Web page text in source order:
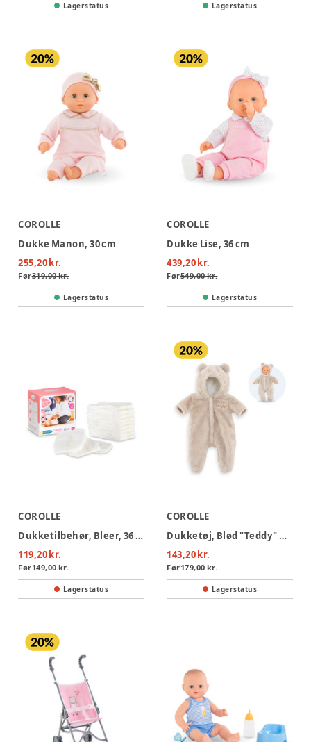
Lagerstatus Lagerstatus
COROLLE
Dukke Manon, 30 cm
255,20 kr.
Før319,00 kr.
Lagerstatus
COROLLE
Dukke Lise, 36 cm
439,20 kr.
Før549,00 kr.
Lagerstatus
COROLLE
Dukketilbehør, Bleer, 36 cm
119,20 kr.
Før149,00 kr.
Lagerstatus
COROLLE
Dukketøj, Blød "Teddy" Overall, 30 cm
143,20 kr.
Før179,00 kr.
Lagerstatus